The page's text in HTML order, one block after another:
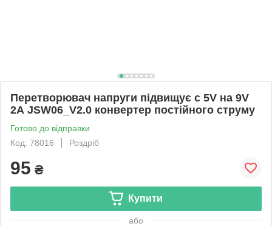
Перетворювач напруги підвищує c 5V на 9V
2А JSW06_V2.0 конвертер постійного струму
Готово до відправки
Код: 78016
Роздріб
95 ₴
Купити
або